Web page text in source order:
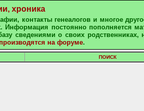
хроника
контакты генеалогов и многое
Информация постоянно пополняется
сведениями о своих родственниках,
на форуме.
ПОИСК